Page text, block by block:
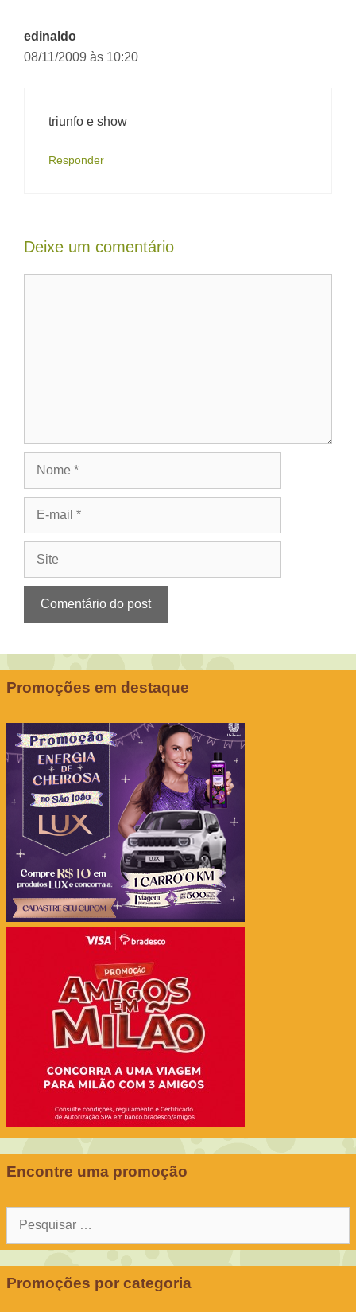
edinaldo
08/11/2009 às 10:20
triunfo e show
Responder
Deixe um comentário
Promoções em destaque
Encontre uma promoção
Pesquisar
Promoções por categoria